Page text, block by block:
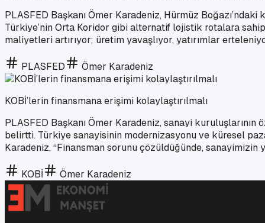
PLASFED Başkanı Ömer Karadeniz, Hürmüz
Türkiye’nin Orta Koridor gibi alternatif lojistik rotalara
maliyetleri artırıyor; üretim yavaşlıyor, yatırımlar
PLASFED Ömer Karadeniz
KOBİ’lerin finansmana erişimi kolaylaştırılmalı
PLASFED Başkanı Ömer Karadeniz, sanayi
belirtti. Türkiye sanayisinin modernizasyonu ve küresel
Karadeniz, “Finansman sorunu çözüldüğünde, sanayimizin
KOBİ Ömer Karadeniz